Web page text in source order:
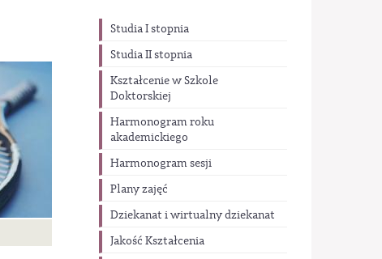
Studia I stopnia
Studia II stopnia
Kształcenie w Szkole
Doktorskiej
Harmonogram roku
akademickiego
Harmonogram sesji
Plany zajęć
Dziekanat i wirtualny dziekanat
Jakość Kształcenia